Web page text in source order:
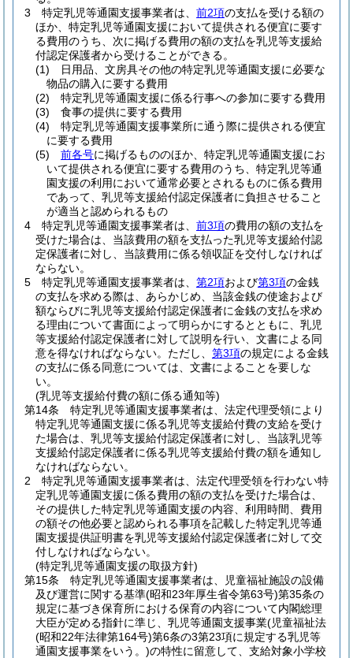
3
特定乳児等通園支援事業者は、 前2項の支払を受ける額の
ほか、特定乳児等通園支援において提供される便宜に要す
る費用のうち、次に掲げる費用の額の支払を乳児等支援給
付認定保護者から受けることができる。
(1)
日用品、文房具その他の特定乳児等通園支援に必要な
物品の購入に要する費用
(2)
特定乳児等通園支援に係る行事への参加に要する費用
(3)
食事の提供に要する費用
(4)
特定乳児等通園支援事業所に通う際に提供される便宜
に要する費用
(5)
前各号に掲げるもののほか、特定乳児等通園支援にお
いて提供される便宜に要する費用のうち、特定乳児等通
園支援の利用において通常必要とされるものに係る費用
であって、乳児等支援給付認定保護者に負担させること
が適当と認められるもの
4
特定乳児等通園支援事業者は、 前3項の費用の額の支払を
受けた場合は、当該費用の額を支払った乳児等支援給付認
定保護者に対し、当該費用に係る領収証を交付しなければ
ならない。
5
特定乳児等通園支援事業者は、 第2項および第3項の金銭
の支払を求める際は、あらかじめ、当該金銭の使途および
額ならびに乳児等支援給付認定保護者に金銭の支払を求め
る理由について書面によって明らかにするとともに、乳児
等支援給付認定保護者に対して説明を行い、文書による同
意を得なければならない。 ただし、 第3項の規定による金銭
の支払に係る同意については、文書によることを要しな
い。
(乳児等支援給付費の額に係る通知等)
第14条
特定乳児等通園支援事業者は、法定代理受領により
特定乳児等通園支援に係る乳児等支援給付費の支給を受け
た場合は、乳児等支援給付認定保護者に対し、当該乳児等
支援給付認定保護者に係る乳児等支援給付費の額を通知し
なければならない。
2
特定乳児等通園支援事業者は、法定代理受領を行わない特
定乳児等通園支援に係る費用の額の支払を受けた場合は、
その提供した特定乳児等通園支援の内容、利用時間、費用
の額その他必要と認められる事項を記載した特定乳児等通
園支援提供証明書を乳児等支援給付認定保護者に対して交
付しなければならない。
(特定乳児等通園支援の取扱方針)
第15条
特定乳児等通園支援事業者は、児童福祉施設の設備
及び運営に関する基準(昭和23年厚生省令第63号)第35条の
規定に基づき保育所における保育の内容について内閣総理
大臣が定める指針に準じ、乳児等通園支援事業(児童福祉法
(昭和22年法律第164号)第6条の3第23項に規定する乳児等
通園支援事業をいう。)の特性に留意して、支給対象小学校